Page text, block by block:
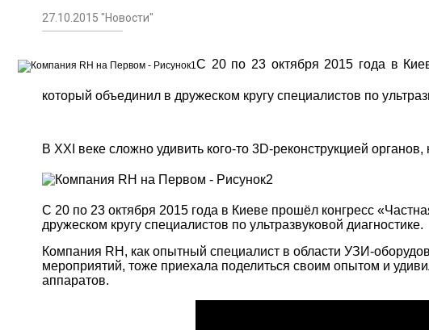
27.10.2015 "Новости"
С 20 по 23 октября 2015 года в
который объединил в дружеском кругу специалистов по
В XXI веке сложно удивить кого-то 3D-реконструкцией
С 20 по 23 октября 2015 года в Киеве прошёл конгресс
дружеском кругу специалистов по ультразвуковой диагностике.
Компания RH, как опытный специалист в области УЗИ-
мероприятий, тоже приехала поделиться своим опытом и
аппаратов.